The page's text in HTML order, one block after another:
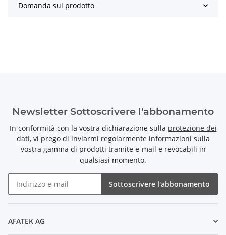
Domanda sul prodotto
Newsletter Sottoscrivere l'abbonamento
In conformità con la vostra dichiarazione sulla protezione dei
dati, vi prego di inviarmi regolarmente informazioni sulla
vostra gamma di prodotti tramite e-mail e revocabili in
qualsiasi momento.
Sottoscrivere l'abbonamento
AFATEK AG